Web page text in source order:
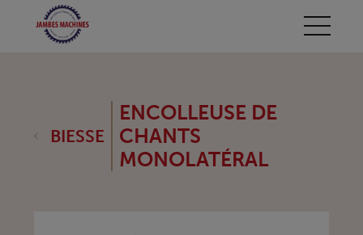
BIESSE
ENCOLLEUSE DE
CHANTS
MONOLATÉRAL